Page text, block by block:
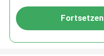
Fortsetzen